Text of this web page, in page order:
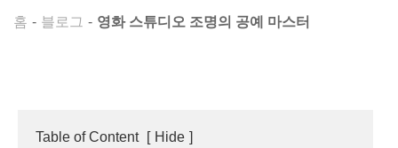
홈 블로그 영화 스튜디오 조명의 공예 마스터
Table of Content [ Hide ]